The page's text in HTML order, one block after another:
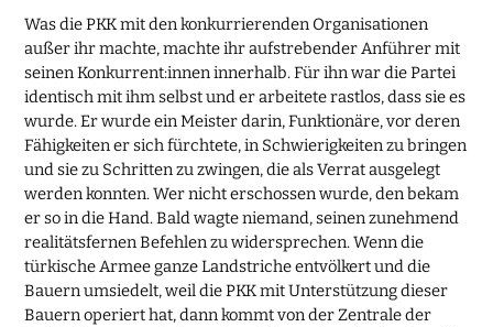
Was die PKK mit den konkurrierenden Organisationen
außer ihr machte, machte ihr aufstrebender Anführer mit
seinen Konkurrent:innen innerhalb. Für ihn war die Partei
identisch mit ihm selbst und er arbeitete rastlos, dass sie es
wurde. Er wurde ein Meister darin, Funktionäre, vor deren
Fähigkeiten er sich fürchtete, in Schwierigkeiten zu bringen
und sie zu Schritten zu zwingen, die als Verrat ausgelegt
werden konnten. Wer nicht erschossen wurde, den bekam
er so in die Hand. Bald wagte niemand, seinen zunehmend
realitätsfernen Befehlen zu widersprechen. Wenn die
türkische Armee ganze Landstriche entvölkert und die
Bauern umsiedelt, weil die PKK mit Unterstützung dieser
Bauern operiert hat, dann kommt von der Zentrale der